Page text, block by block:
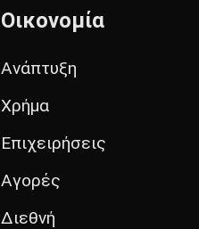
Οικονομία
Ανάπτυξη
Χρήμα
Επιχειρήσεις
Αγορές
Διεθνή